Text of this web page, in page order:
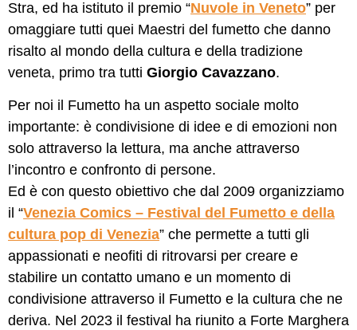
Stra, ed ha istituto il premio “Nuvole in Veneto” per
omaggiare tutti quei Maestri del fumetto che danno
risalto al mondo della cultura e della tradizione
veneta, primo tra tutti Giorgio Cavazzano.
Per noi il Fumetto ha un aspetto sociale molto
importante: è condivisione di idee e di emozioni non
solo attraverso la lettura, ma anche attraverso
l’incontro e confronto di persone.
Ed è con questo obiettivo che dal 2009 organizziamo
il “Venezia Comics – Festival del Fumetto e della
cultura pop di Venezia” che permette a tutti gli
appassionati e neofiti di ritrovarsi per creare e
stabilire un contatto umano e un momento di
condivisione attraverso il Fumetto e la cultura che ne
deriva. Nel 2023 il festival ha riunito a Forte Marghera